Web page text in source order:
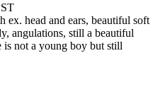
ex. head and ears, beautiful soft
angulations, still a beautiful
not a young boy but still